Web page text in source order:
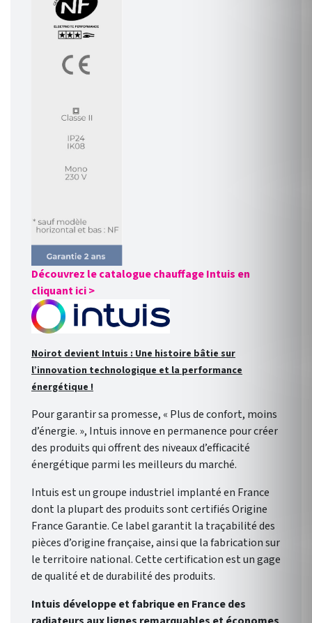
Découvrez le catalogue chauffage Intuis en
cliquant ici >
Noirot devient Intuis : Une histoire bâtie sur
l’innovation technologique et la performance
énergétique !
Pour garantir sa promesse, « Plus de confort, moins
d’énergie. », Intuis innove en permanence pour créer
des produits qui offrent des niveaux d’efficacité
énergétique parmi les meilleurs du marché.
Intuis est un groupe industriel implanté en France
dont la plupart des produits sont certifiés Origine
France Garantie. Ce label garantit la traçabilité des
pièces d’origine française, ainsi que la fabrication sur
le territoire national. Cette certification est un gage
de qualité et de durabilité des produits.
Intuis développe et fabrique en France des